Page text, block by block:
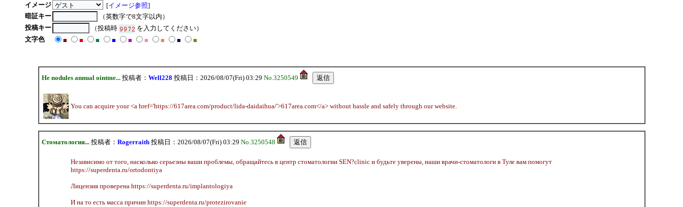
イメージ
[イメージ参照]
暗証キー
（英数字で8文字以内）
投稿キー
（投稿時
を入力してください）
文字色
■ ■ ■ ■ ■ ■ ■ ■ ■
He nodules annual ointme...投稿者： Well228 投稿日：2026/08/07(Fri) 03:29 No.3250549
You can acquire your <a href='https://617area.com/product/lida-daidaihua/'>617area.com</a> without hassle and safely through our website.
Стоматология...投稿者： Rogerraith投稿日：2026/08/07(Fri) 03:29 No.3250548
Независимо от того, насколько серьезны ваши проблемы, обращайтесь в центр стоматологии SEN?clinic и будьте уверены, наши врачи-стоматологи в Туле вам помогут
https://superdenta.ru/ortodontiya
Лицензия проверена https://superdenta.ru/implantologiya
И на то есть масса причин https://superdenta.ru/protezirovanie